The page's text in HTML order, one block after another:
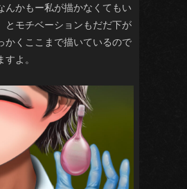
んかもー私が描かなくてもい
モチベーションもだだ下が
かくここまで描いているので
よ。